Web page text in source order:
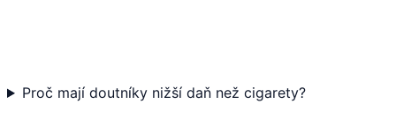
Proč mají doutníky nižší daň než cigarety?